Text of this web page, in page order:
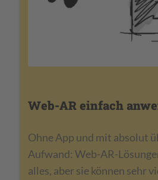
Web-AR einfach
Ohne App und mit absolut
Aufwand: Web-AR-
alles, aber sie können sehr